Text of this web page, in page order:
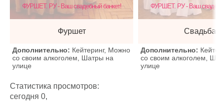
Фуршет
ФУРШЕТ. РУ - Ваш свадебный банкет!
Дополнительно: Кейтеринг, Можно
со своим алкоголем, Шатры на
улице
Свадьба
ФУРШЕТ. РУ - Ваш
Дополнительно:
со своим алкоголем,
улице
Статистика просмотров:
сегодня 0,